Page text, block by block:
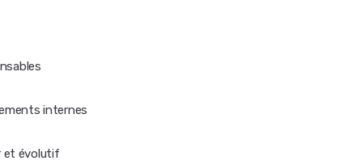
internes
et évolutif